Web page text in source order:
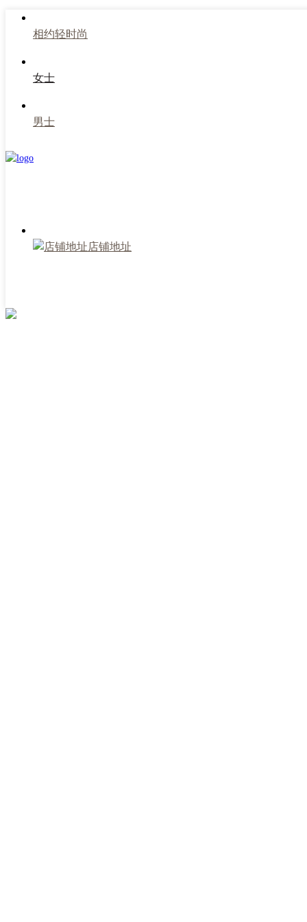
相约轻时尚
女士
男士
店铺地址